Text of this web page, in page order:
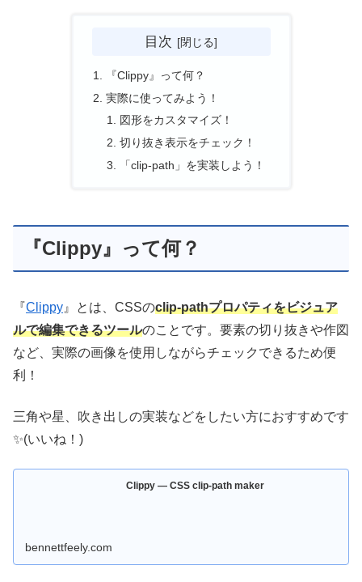
目次
『Clippy』って何？
実際に使ってみよう！
図形をカスタマイズ！
切り抜き表示をチェック！
「clip-path」を実装しよう！
『Clippy』って何？
『Clippy 』とは、CSSのclip-pathプロパティをビジュア
ルで編集できるツールのことです。要素の切り抜きや作図
など、実際の画像を使用しながらチェックできるため便
利！
三角や星、吹き出しの実装などをしたい方におすすめです
✨(いいね！)
Clippy — CSS clip-path maker
bennettfeely.com